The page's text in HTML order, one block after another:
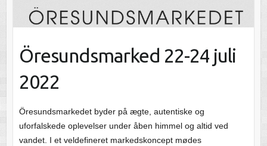
Öresundsmarked 22-24 juli
2022
Öresundsmarkedet byder på ægte, autentiske og
uforfalskede oplevelser under åben himmel og altid ved
vandet. I et veldefineret markedskoncept mødes